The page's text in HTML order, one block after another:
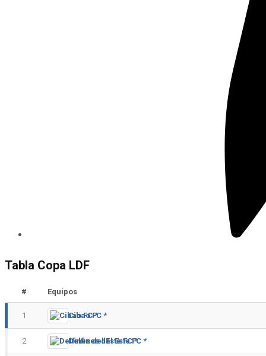
Tabla Copa LDF
# Equipos
1 Cibao FC *
2 Delfines del Este FC *